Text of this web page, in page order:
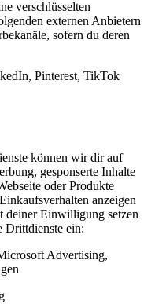
verschlüsselten
externen Anbietern
sofern du deren
Pinterest, TikTok
können wir dir auf
gesponserte Inhalte
oder Produkte
anzeigen
deiner Einwilligung setzen
Drittdienste ein:
Advertising,